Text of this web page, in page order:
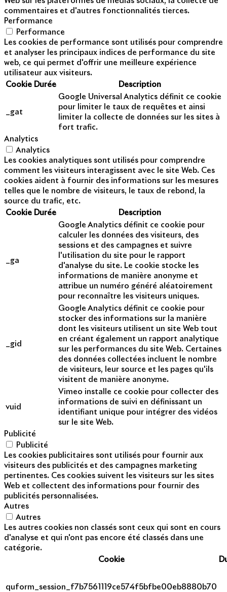
commentaires et d'autres fonctionnalités tierces.
Performance
Performance
Les cookies de performance sont utilisés pour comprendre
et analyser les principaux indices de performance du site
web, ce qui permet d'offrir une meilleure expérience
utilisateur aux visiteurs.
Cookie Durée Description
_gat
Google Universal Analytics définit ce cookie
pour limiter le taux de requêtes et ainsi
limiter la collecte de données sur les sites à
fort trafic.
Analytics
Analytics
Les cookies analytiques sont utilisés pour comprendre
comment les visiteurs interagissent avec le site Web. Ces
cookies aident à fournir des informations sur les mesures
telles que le nombre de visiteurs, le taux de rebond, la
source du trafic, etc.
Cookie Durée Description
_ga
Google Analytics définit ce cookie pour
calculer les données des visiteurs, des
sessions et des campagnes et suivre
l'utilisation du site pour le rapport
d'analyse du site. Le cookie stocke les
informations de manière anonyme et
attribue un numéro généré aléatoirement
pour reconnaître les visiteurs uniques.
_gid
Google Analytics définit ce cookie pour
stocker des informations sur la manière
dont les visiteurs utilisent un site Web tout
en créant également un rapport analytique
sur les performances du site Web. Certaines
des données collectées incluent le nombre
de visiteurs, leur source et les pages qu'ils
visitent de manière anonyme.
vuid
Vimeo installe ce cookie pour collecter des
informations de suivi en définissant un
identifiant unique pour intégrer des vidéos
sur le site Web.
Publicité
Publicité
Les cookies publicitaires sont utilisés pour fournir aux
visiteurs des publicités et des campagnes marketing
pertinentes. Ces cookies suivent les visiteurs sur les sites
Web et collectent des informations pour fournir des
publicités personnalisées.
Autres
Autres
Les autres cookies non classés sont ceux qui sont en cours
d'analyse et qui n'ont pas encore été classés dans une
catégorie.
Cookie
quform_session_f7b7561119ce574f5bfbe00eb8880b70